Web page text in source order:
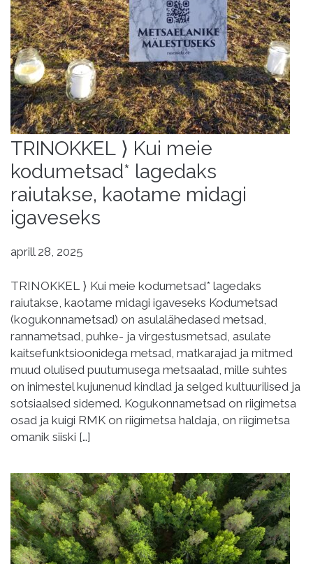
TRINOKKEL ⟩ Kui meie
kodumetsad* lagedaks
raiutakse, kaotame midagi
igaveseks
aprill 28, 2025
TRINOKKEL ⟩ Kui meie kodumetsad* lagedaks
raiutakse, kaotame midagi igaveseks Kodumetsad
(kogukonnametsad) on asulalähedased metsad,
rannametsad, puhke- ja virgestusmetsad, asulate
kaitsefunktsioonidega metsad, matkarajad ja mitmed
muud olulised puutumusega metsaalad, mille suhtes
on inimestel kujunenud kindlad ja selged kultuurilised ja
sotsiaalsed sidemed. Kogukonnametsad on riigimetsa
osad ja kuigi RMK on riigimetsa haldaja, on riigimetsa
omanik siiski […]